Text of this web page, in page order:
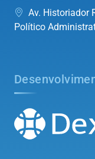
Av. Historiador
Político